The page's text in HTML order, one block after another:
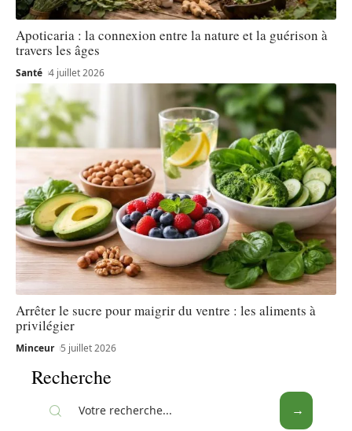
Apoticaria : la connexion entre la nature et la guérison à
travers les âges
Santé 4 juillet 2026
Arrêter le sucre pour maigrir du ventre : les aliments à
privilégier
Minceur 5 juillet 2026
Recherche